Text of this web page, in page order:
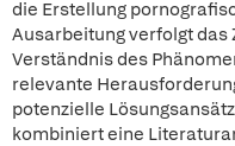
die Erstellung
Ausarbeitung verfolgt
Verständnis des
relevante
potenzielle
kombiniert eine